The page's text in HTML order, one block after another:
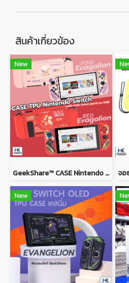
สินค้าเกี่ยวข้อง
New
GeekShare™ CASE Nintendo Switch / Switch OLED MODEL เคส TPU เนื้อนิ่ม ยางซิลิโคน ลาย Evagalion PINK and RED
New